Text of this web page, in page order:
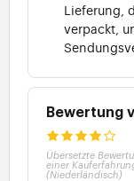
Lieferung,
verpackt,
Bewertung
Übersetzte
einer
(Niederländisch)